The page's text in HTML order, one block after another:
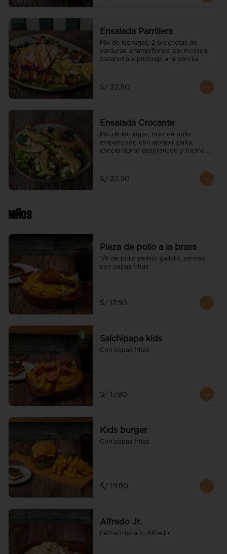
Ensalada Parrillera
Mix de lechugas, 2 brochetas de
verduras, champiñones, col morada,
zanahoria y pechuga a la parrilla
S/ 32.90
Ensalada Crocante
Mix de lechugas, tiras de pollo
empanizado con ajonjolí, palta,
choclo tierno desgranado y tocino
S/ 32.90
Niños
Pieza de pollo a la brasa
1/8 de pollo pellejo galleta, servido
con papas fritas
S/ 17.90
Salchipapa kids
Con papas fritas
S/ 17.90
Kids burger
Con papas fritas
S/ 19.90
Alfredo Jr.
Fettuccine a lo Alfredo